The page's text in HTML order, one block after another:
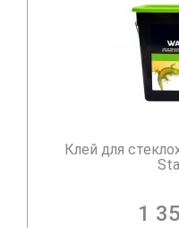
Клей для
1